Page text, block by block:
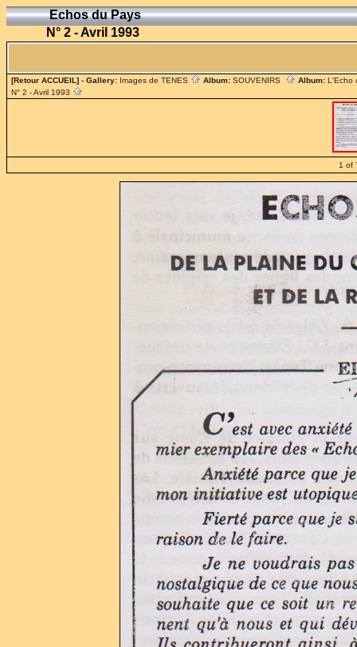
Echos du Pays
N° 2 - Avril 1993
[Retour ACCUEIL] - Gallery: Images de TENES Album: SOUVENIRS Album: L'Echo
N° 2 - Avril 1993
1 of